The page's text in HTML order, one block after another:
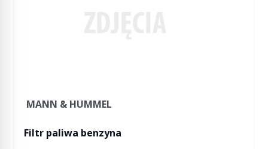
MANN & HUMMEL
Filtr paliwa benzyna